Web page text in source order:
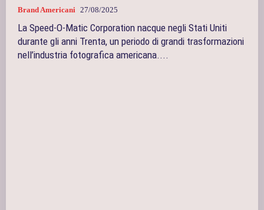
Brand Americani 27/08/2025
La Speed-O-Matic Corporation nacque negli Stati Uniti
durante gli anni Trenta, un periodo di grandi trasformazioni
nell’industria fotografica americana....